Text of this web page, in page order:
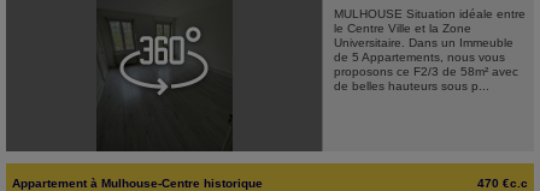
MULHOUSE Situation idéale entre
le Centre Ville et la Zone
Universitaire. Dans un Immeuble
de 5 Appartements, nous vous
proposons ce F2/3 de 58m² avec
de belles hauteurs sous p...
Appartement à Mulhouse-Centre historique 470 €c.c